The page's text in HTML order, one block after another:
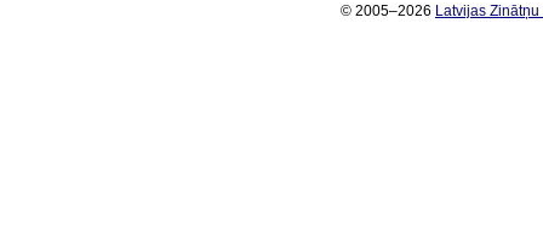
© 2005–2026 Latvijas